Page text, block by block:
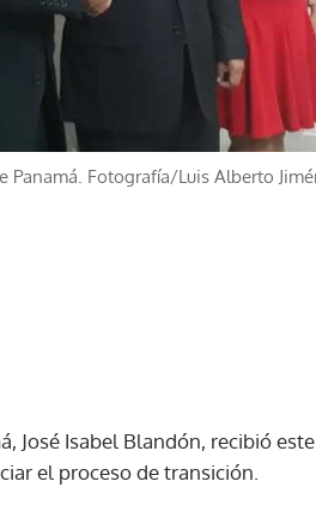
Fotografía/Luis Alberto
José Isabel Blandón, recibió
el proceso de transición.